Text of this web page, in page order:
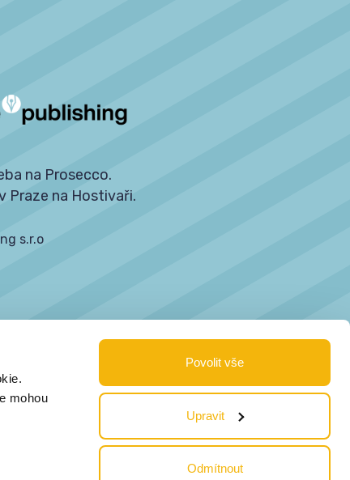
mohou
Povolit vše
Upravit
Odmítnout
na Prosecco.
Praze na Hostivaři.
s.r.o